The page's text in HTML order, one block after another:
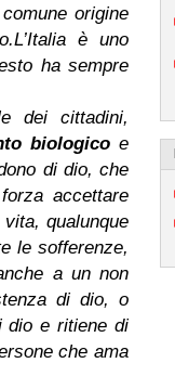
origine
L’Italia è uno
ha sempre
dei cittadini,
biologicoe
di dio, che
accettare
qualunque
le sofferenze,
a un non
di dio, o
dio e ritiene di
che ama